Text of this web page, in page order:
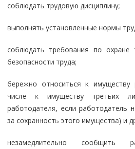
соблюдать трудовую дисциплину;
выполнять установленные нормы
соблюдать требования по охране
безопасности труда;
бережно относиться к имуществу
числе к имуществу третьих
работодателя, если работодатель
за сохранность этого имущества) и
незамедлительно сообщить